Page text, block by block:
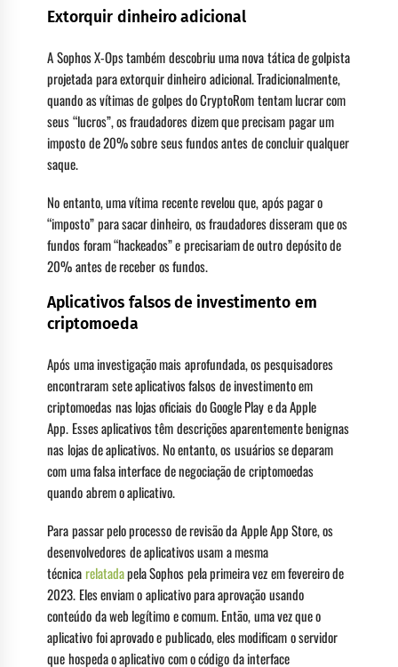
Extorquir dinheiro adicional
A Sophos X-Ops também descobriu uma nova tática de golpista
projetada para extorquir dinheiro adicional. Tradicionalmente,
quando as vítimas de golpes do CryptoRom tentam lucrar com
seus “lucros”, os fraudadores dizem que precisam pagar um
imposto de 20% sobre seus fundos antes de concluir qualquer
saque.
No entanto, uma vítima recente revelou que, após pagar o
“imposto” para sacar dinheiro, os fraudadores disseram que os
fundos foram “hackeados” e precisariam de outro depósito de
20% antes de receber os fundos.
Aplicativos falsos de investimento em
criptomoeda
Após uma investigação mais aprofundada, os pesquisadores
encontraram sete aplicativos falsos de investimento em
criptomoedas nas lojas oficiais do Google Play e da Apple
App. Esses aplicativos têm descrições aparentemente benignas
nas lojas de aplicativos. No entanto, os usuários se deparam
com uma falsa interface de negociação de criptomoedas
quando abrem o aplicativo.
Para passar pelo processo de revisão da Apple App Store, os
desenvolvedores de aplicativos usam a mesma
técnicarelatadapela Sophos pela primeira vez em fevereiro de
2023. Eles enviam o aplicativo para aprovação usando
conteúdo da web legítimo e comum. Então, uma vez que o
aplicativo foi aprovado e publicado, eles modificam o servidor
que hospeda o aplicativo com o código da interface